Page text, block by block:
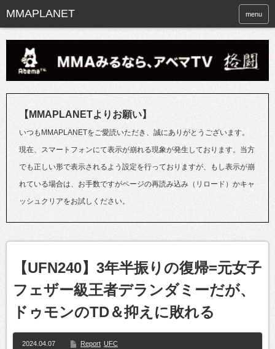
menu
【MMAPLANETよりお願い】
いつもMMAPLANETをご愛読いただき、誠にありがとうございます。
現在、スマートフォンにて表示が崩れる現象が発生しております。当方
でも正しい形で表示されるよう設定を行っておりますが、もし表示が崩
れている場合は、お手数ですがページの再読み込み（リロード）かキャ
ッシュクリアをお試しください。
【UFN240】3年半振りの復帰=元女子
フェザー級王者デランダミーだが、
ドゥモンのTD＆抑えに敗れる
2024.04.07 Report UFC